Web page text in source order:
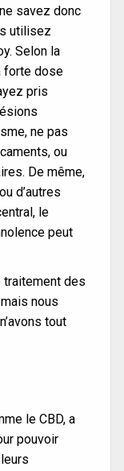
savez donc
utilisez
Selon la
forte dose
pris
ne pas
ou
De même,
d’autres
le
peut
traitement des
nous
tout
le CBD, a
pouvoir